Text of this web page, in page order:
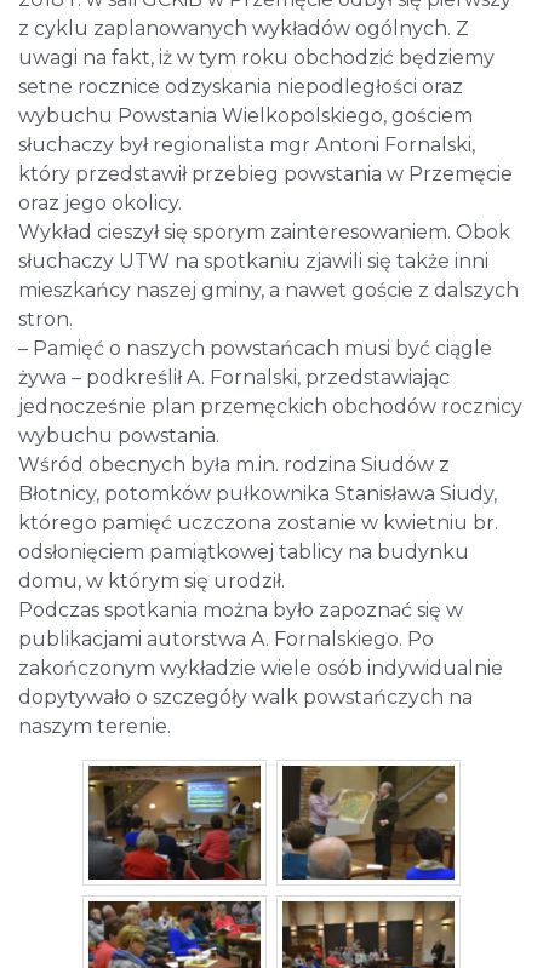
z cyklu zaplanowanych wykładów ogólnych. Z
uwagi na fakt, iż w tym roku obchodzić będziemy
setne rocznice odzyskania niepodległości oraz
wybuchu Powstania Wielkopolskiego, gościem
słuchaczy był regionalista mgr Antoni Fornalski,
który przedstawił przebieg powstania w Przemęcie
oraz jego okolicy.
Wykład cieszył się sporym zainteresowaniem. Obok
słuchaczy UTW na spotkaniu zjawili się także inni
mieszkańcy naszej gminy, a nawet goście z dalszych
stron.
– Pamięć o naszych powstańcach musi być ciągle
żywa – podkreślił A. Fornalski, przedstawiając
jednocześnie plan przemęckich obchodów rocznicy
wybuchu powstania.
Wśród obecnych była m.in. rodzina Siudów z
Błotnicy, potomków pułkownika Stanisława Siudy,
którego pamięć uczczona zostanie w kwietniu br.
odsłonięciem pamiątkowej tablicy na budynku
domu, w którym się urodził.
Podczas spotkania można było zapoznać się w
publikacjami autorstwa A. Fornalskiego. Po
zakończonym wykładzie wiele osób indywidualnie
dopytywało o szczegóły walk powstańczych na
naszym terenie.